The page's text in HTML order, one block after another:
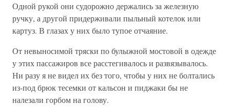
Одной рукой они судорожно держались за железную
ручку, а другой придерживали пыльный котелок или
картуз. В глазах у них было тупое отчаяние.
От невыносимой тряски по булыжной мостовой в одежде
у этих пассажиров все расстегивалось и развязывалось.
Ни разу я не видел их без того, чтобы у них не болтались
из-под брюк тесемки от кальсон и пиджаки бы не
налезали горбом на голову.